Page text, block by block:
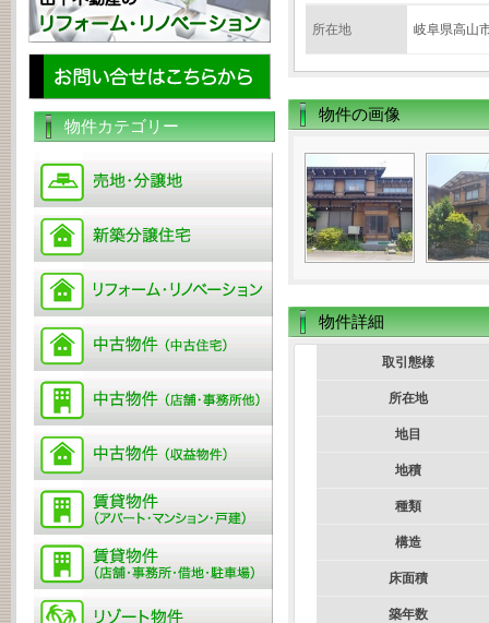
所在地 岐阜県高山
物件の画像
物件詳細
取引態様
所在地
地目
地積
種類
構造
床面積
築年数
物件カテゴリー